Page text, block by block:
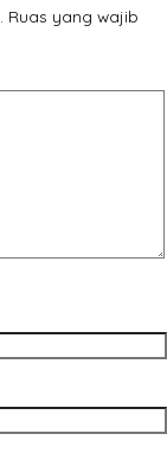
Ruas yang wajib